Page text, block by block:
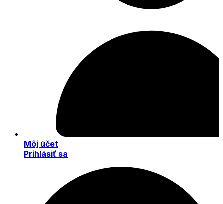
Môj účet
Prihlásiť sa